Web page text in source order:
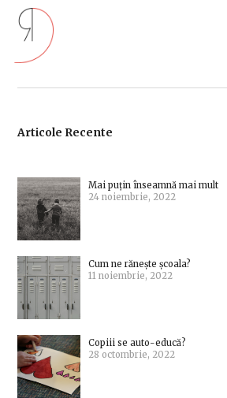
Articole Recente
Mai puțin înseamnă mai mult
24 noiembrie, 2022
Cum ne rănește școala?
11 noiembrie, 2022
Copiii se auto-educă?
28 octombrie, 2022